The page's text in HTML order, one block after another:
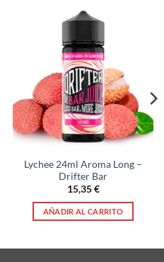
Lychee 24ml Aroma Long –
Drifter Bar
15,35€
AÑADIR AL CARRITO